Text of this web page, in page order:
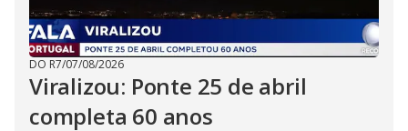
DO R7/07/08/2026
Viralizou: Ponte 25 de abril
completa 60 anos